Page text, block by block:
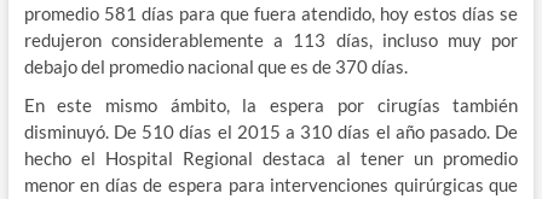
promedio 581 días para que fuera atendido, hoy estos días se
redujeron considerablemente a 113 días, incluso muy por
debajo del promedio nacional que es de 370 días.
En este mismo ámbito, la espera por cirugías también
disminuyó. De 510 días el 2015 a 310 días el año pasado. De
hecho el Hospital Regional destaca al tener un promedio
menor en días de espera para intervenciones quirúrgicas que